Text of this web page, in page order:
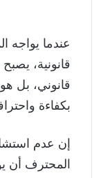
عندما
قانونية،
قانوني، بل
بكفاءة
إن عدم
المحترف أن